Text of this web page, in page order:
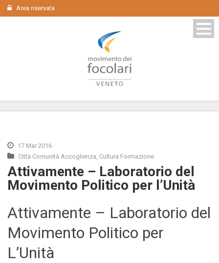
Area riservata
17 Mar 2016
Città Comunità Accoglienza, Cultura Formazione
Attivamente – Laboratorio del
Movimento Politico per l’Unità
Attivamente – Laboratorio del
Movimento Politico per
L’Unità